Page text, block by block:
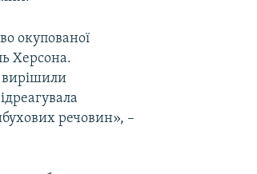
окупованої
Херсона.
речовин», –